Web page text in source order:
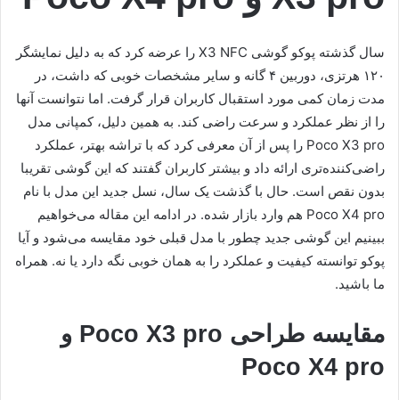
سال گذشته پوکو گوشی X3 NFC را عرضه کرد که به دلیل نمایشگر
۱۲۰ هرتزی، دوربین ۴ گانه و سایر مشخصات خوبی که داشت، در
مدت زمان کمی مورد استقبال کاربران قرار گرفت. اما نتوانست آنها
را از نظر عملکرد و سرعت راضی کند. به همین دلیل، کمپانی مدل
Poco X3 pro را پس از آن معرفی کرد که با تراشه بهتر، عملکرد
راضی‌کننده‌تری ارائه داد و بیشتر کاربران گفتند که این گوشی تقریبا
بدون نقص است. حال با گذشت یک سال، نسل جدید این مدل با نام
Poco X4 pro هم وارد بازار شده. در ادامه این مقاله می‌خواهیم
ببینیم این گوشی جدید چطور با مدل قبلی خود مقایسه می‌شود و آیا
پوکو توانسته کیفیت و عملکرد را به همان خوبی نگه دارد یا نه. همراه
ما باشید.
مقایسه طراحی Poco X3 pro و
Poco X4 pro